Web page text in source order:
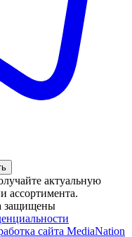
актуальную
ассортимента.
защищены